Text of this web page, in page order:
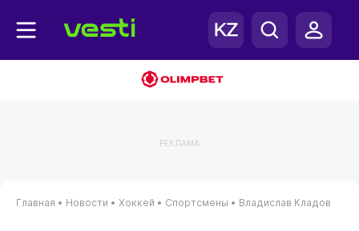
РЕКЛАМА
Главная • Новости • Хоккей • Спортсмены • Владислав Кладов